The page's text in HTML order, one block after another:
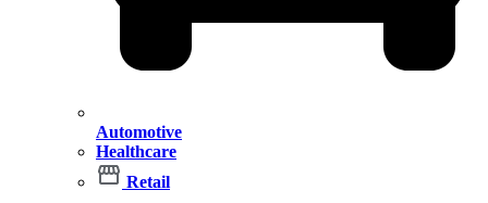
Automotive
Healthcare
Retail